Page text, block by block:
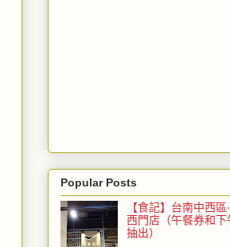
Popular Posts
【食記】台南中西
西門店（午餐券和下
抽出）